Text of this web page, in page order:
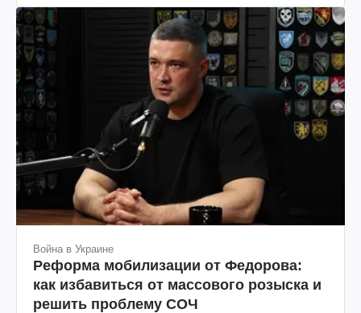
Война в Украине
Реформа мобилизации от Федорова:
как избавиться от массового розыска и
решить проблему СОЧ